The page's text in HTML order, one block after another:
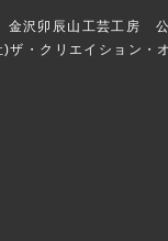
沢卯辰山工芸工房
・クリエイション・